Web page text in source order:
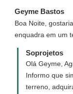
necessário
informações
Geyme Bastos
Boa Noite,
enquadra em um
Soprojetos
Olá Geyme,
Informo que
terreno,